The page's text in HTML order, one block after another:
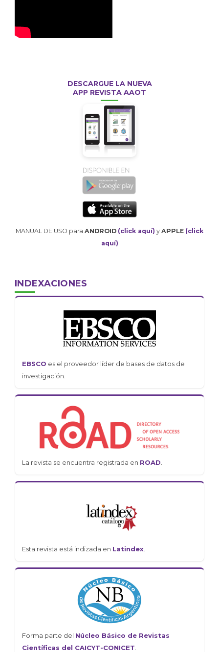
DESCARGUE LA NUEVA
APP REVISTA AAOT
MANUAL DE USO para ANDROID (click aquí) y APPLE (click
aquí)
INDEXACIONES
EBSCO es el proveedor líder de bases de datos de
investigación.
La revista se encuentra registrada en ROAD.
Esta revista está indizada en Latindex.
Forma parte del Núcleo Básico de Revistas
Científicas del CAICYT-CONICET.